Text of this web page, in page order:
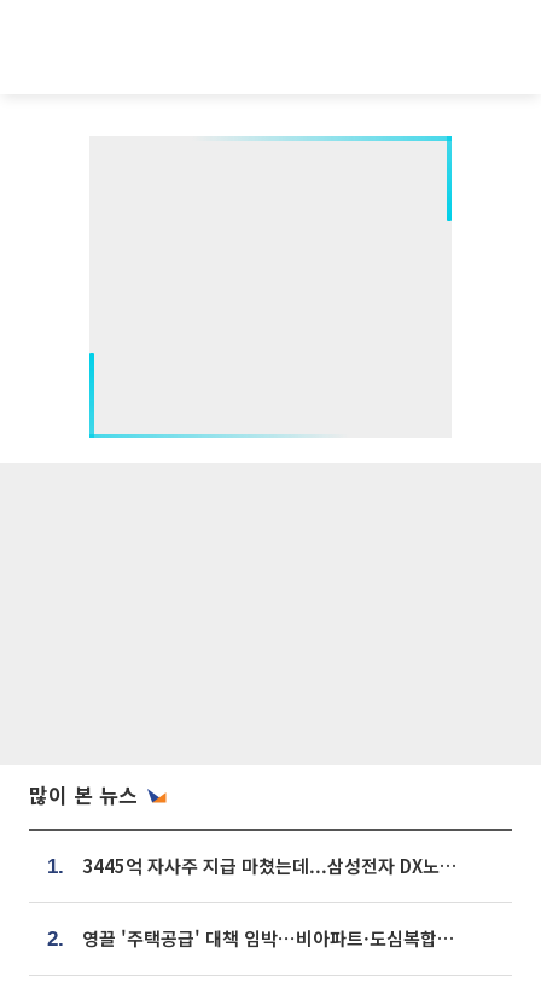
많이 본 뉴스
1. 3445억 자사주 지급 마쳤는데...삼성전자 DX노조, 뒤늦은 '떼쓰기 집회'
2. 영끌 '주택공급' 대책 임박⋯비아파트·도심복합까지 총동원